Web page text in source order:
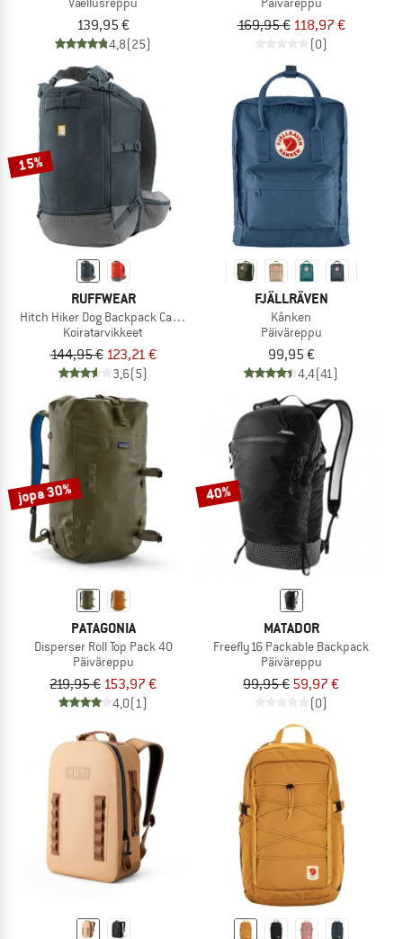
139,95 €
4,8(25)
169,95 € 118,97 €
(0)
15%
RUFFWEAR
Hitch Hiker Dog Backpack Carrier
Koiratarvikkeet
144,95 € 123,21 €
3,6(5)
FJÄLLRÄVEN
Kånken
Päiväreppu
99,95 €
4,4(41)
jopa 30%
PATAGONIA
Disperser Roll Top Pack 40
Päiväreppu
219,95 € 153,97 €
4,0(1)
40%
MATADOR
Freefly16 Packable Backpack
Päiväreppu
99,95 € 59,97 €
(0)